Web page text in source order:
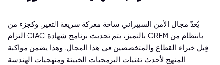
يُعدّ مجال الأمن السيبراني ساحة معركة سريعة التغير. وكجزء من
التزام GIAC بالتميز، يتم تحديث برنامج شهادة GREM بانتظام من
قِبل خبراء القطاع والمتخصصين في هذا المجال. وهذا يضمن مواكبة
المنهج لأحدث تقنيات البرمجيات الخبيثة ومنهجيات الهندسة